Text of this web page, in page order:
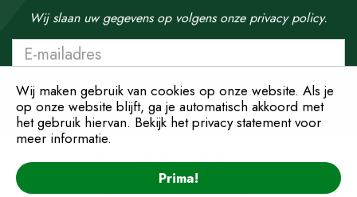
Wij slaan uw gegevens op volgens onze privacy policy.
Privacy Policy
Algemene Voorwaarden
Prima!
Wij maken gebruik van cookies op onze website. Als je
op onze website blijft, ga je automatisch akkoord met
het gebruik hiervan. Bekijk het privacy statement voor
meer informatie.